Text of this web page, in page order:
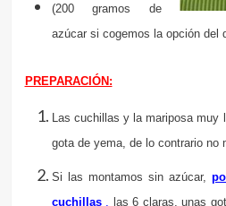
(200 gramos de
azúcar si cogemos la opción del
PREPARACIÓN:
Las cuchillas y la mariposa muy
gota de yema, de lo contrario no
Si las montamos sin azúcar,
cuchillas,
las 6 claras, unas